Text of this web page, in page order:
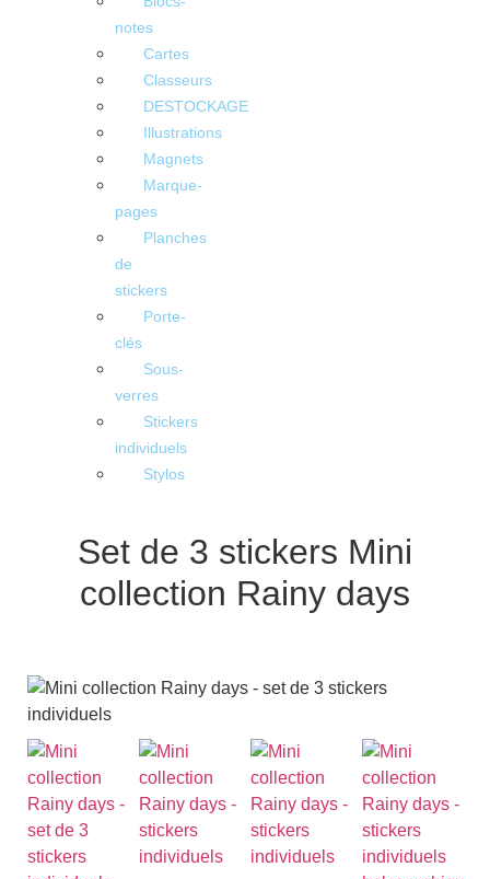
notes
Cartes
Classeurs
DESTOCKAGE
Illustrations
Magnets
Marque-
pages
Planches
de
stickers
Porte-
clés
Sous-
verres
Stickers
individuels
Stylos
Set de 3 stickers Mini
collection Rainy days